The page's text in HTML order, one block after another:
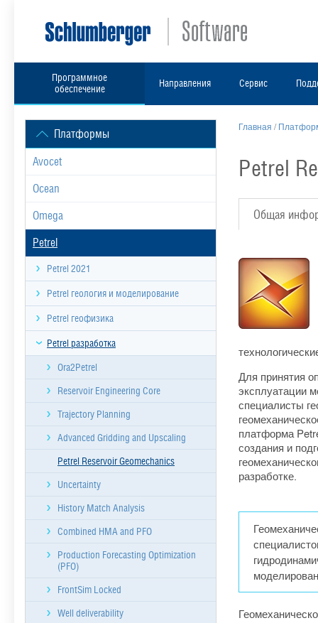
Программное
обеспечение
Направления Сервис
Платформы
Avocet
Ocean
Omega
Petrel
Petrel 2021
Petrel геология и моделирование
Petrel геофизика
Petrel разработка
Ora2Petrel
Reservoir Engineering Core
Trajectory Planning
Advanced Gridding and Upscaling
Petrel Reservoir Geomechanics
Uncertainty
History Match Analysis
Combined HMA and PFO
Production Forecasting Optimization
(PFO)
FrontSim Locked
Well deliverability
Главная /
Petrel
Общая
Для принятия
эксплуатации
специалисты
платформа
создания и
разработке.